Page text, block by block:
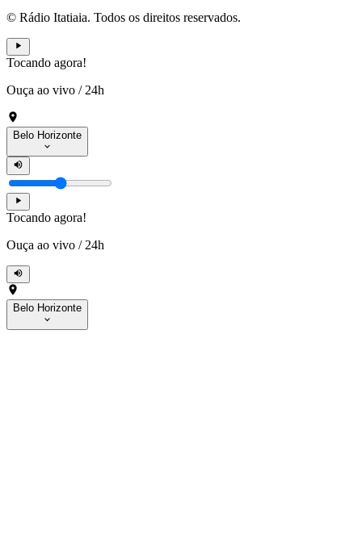
© Rádio Itatiaia. Todos os direitos reservados.
Tocando agora!
Ouça ao vivo / 24h
Belo Horizonte
Tocando agora!
Ouça ao vivo / 24h
Belo Horizonte